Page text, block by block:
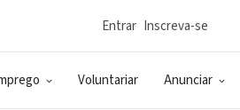
Voluntariar Anunciar
Entrar Inscreva-se
Health